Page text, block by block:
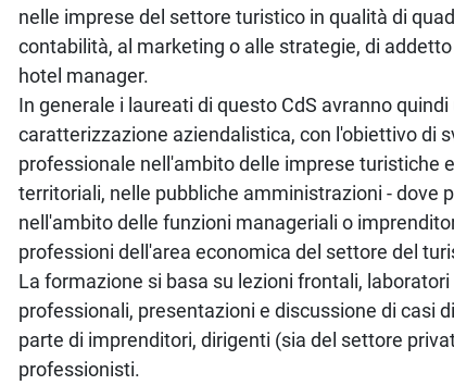
nelle imprese del settore turistico in qualità di
contabilità, al marketing o alle strategie, di
hotel manager.
In generale i laureati di questo CdS avranno
caratterizzazione aziendalistica, con l'obiettivo di
professionale nell'ambito delle imprese turistiche
territoriali, nelle pubbliche amministrazioni - dove
nell'ambito delle funzioni manageriali o
professioni dell'area economica del settore del
La formazione si basa su lezioni frontali,
professionali, presentazioni e discussione di casi
parte di imprenditori, dirigenti (sia del settore
professionisti.